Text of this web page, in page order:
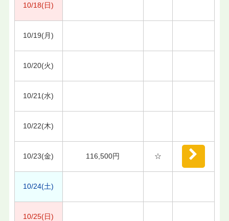
10/18(日)
10/19(月)
10/20(火)
10/21(水)
10/22(木)
10/23(金) 116,500円 ☆
10/24(土)
10/25(日)